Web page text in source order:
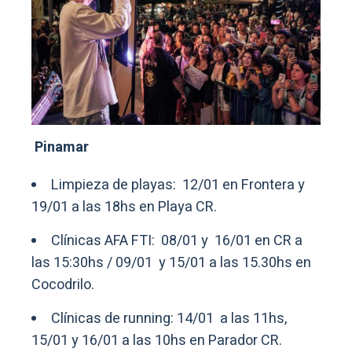
Pinamar
Limpieza de playas: 12/01 en Frontera y
19/01 a las 18hs en Playa CR.
Clínicas AFA FTI: 08/01 y 16/01 en CR a
las 15:30hs / 09/01 y 15/01 a las 15.30hs en
Cocodrilo.
Clínicas de running: 14/01 a las 11hs,
15/01 y 16/01 a las 10hs en Parador CR.